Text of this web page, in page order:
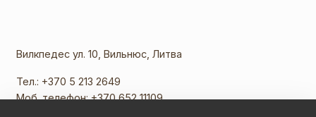
Вилкпедес ул. 10, Вильнюс, Литва
Тел.: +370 5 213 2649
Моб. телефон:+370 652 11109